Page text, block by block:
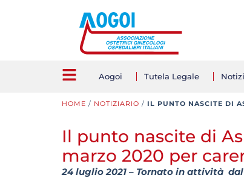
Aogoi Tutela Legale
HOME / NOTIZIARIO / IL PUNTO NASCITE DI
Il punto nascite di
marzo 2020 per
24 luglio 2021 – Tornato in attività